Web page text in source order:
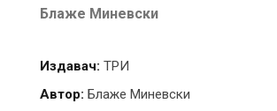
Блаже Миневски
Издавач: ТРИ
Автор: Блаже Миневски